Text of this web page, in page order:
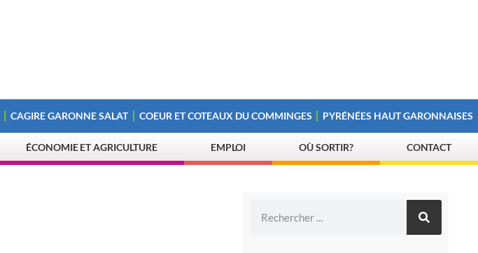
CAGIRE GARONNE SALAT COEUR ET COTEAUX DU COMMINGES PYRÉNÉES HAUT GARONNAISES
ÉCONOMIE ET AGRICULTURE EMPLOI OÙ SORTIR? CONTACT